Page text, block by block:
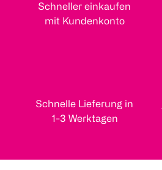
Schneller einkaufen
mit Kundenkonto
Schnelle Lieferung in
1-3 Werktagen